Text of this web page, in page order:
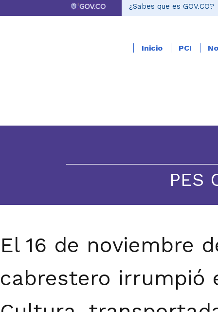
¿Sabes que es GOV.CO?
Inicio PCI
PES
El 16 de noviembre
cabrestero irrumpió